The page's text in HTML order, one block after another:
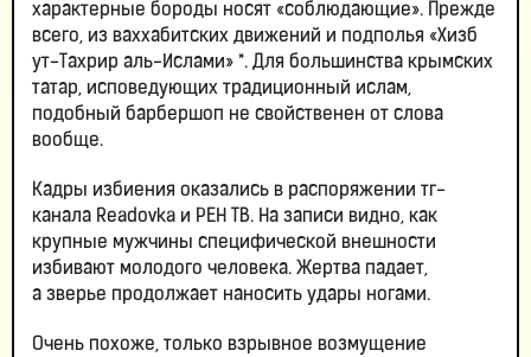
характерные бороды носят «соблюдающие». Прежде
всего, из ваххабитских движений и подполья «Хизб
ут-Тахрир аль-Ислами» *. Для большинства крымских
татар, исповедующих традиционный ислам,
подобный барбершоп не свойственен от слова
вообще.
Кадры избиения оказались в распоряжении тг-
канала Readovka и РЕН ТВ. На записи видно, как
крупные мужчины специфической внешности
избивают молодого человека. Жертва падает,
а зверье продолжает наносить удары ногами.
Очень похоже, только взрывное возмущение